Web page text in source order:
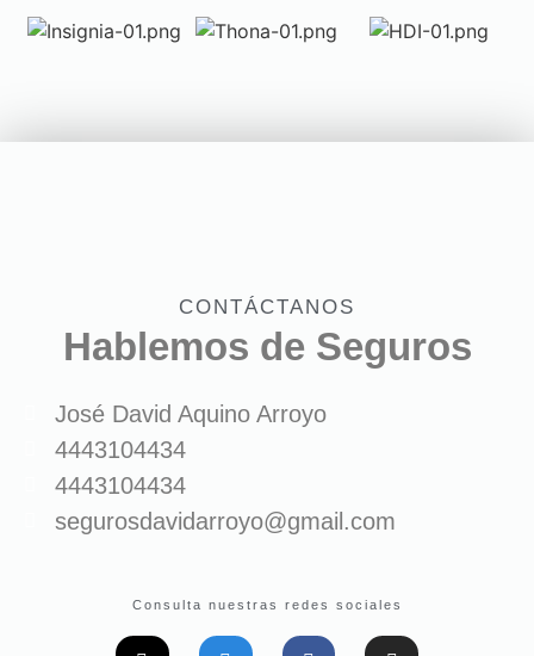
CONTÁCTANOS
Hablemos de Seguros
Consulta nuestras redes sociales
José David Aquino Arroyo
4443104434
4443104434
segurosdavidarroyo@gmail.com